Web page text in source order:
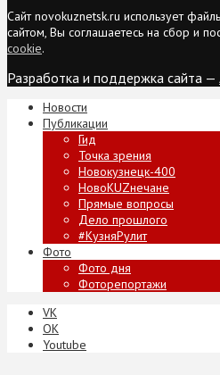
Сайт novokuznetsk.ru использует
сайтом, Вы соглашаетесь на сбор и
cookie.
Разработка и поддержка сайта —
Новости
Публикации
Гид
Точка зрения
Новокузнецк-400
НовоKUZнечане
Прямые вопросы
Дело прошлого
#КузняРулит
Фото
Фото дня
Фоторепортажи
VK
ОК
Youtube